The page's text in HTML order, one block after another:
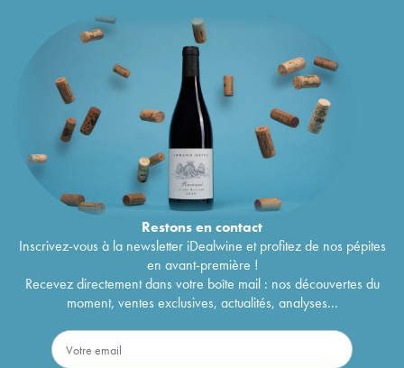
Restons encontact
Inscrivez-vous à la newsletter iDealwine et profitez de nos pépites
en avant-première !
Recevez directement dans votre boîte mail : nos découvertes du
moment, ventes exclusives, actualités, analyses...